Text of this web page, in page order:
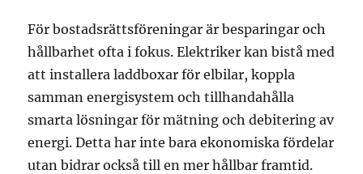
För bostadsrättsföreningar är besparingar och
hållbarhet ofta i fokus. Elektriker kan bistå med
att installera laddboxar för elbilar, koppla
samman energisystem och tillhandahålla
smarta lösningar för mätning och debitering av
energi. Detta har inte bara ekonomiska fördelar
utan bidrar också till en mer hållbar framtid.